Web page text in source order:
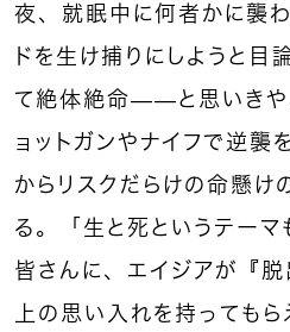
夜、就眠中に何者かに襲
ドを生け捕りにしようと目
て絶体絶命——と思いきや
ョットガンやナイフで逆襲
からリスクだらけの命懸け
る。「生と死というテー
皆さんに、エイジアが『
上の思い入れを持っても